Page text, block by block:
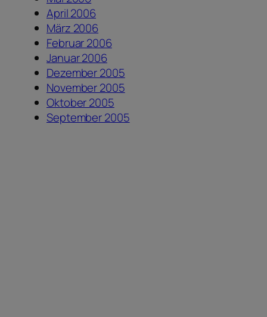
April 2006
März 2006
Februar 2006
Januar 2006
Dezember 2005
November 2005
Oktober 2005
September 2005